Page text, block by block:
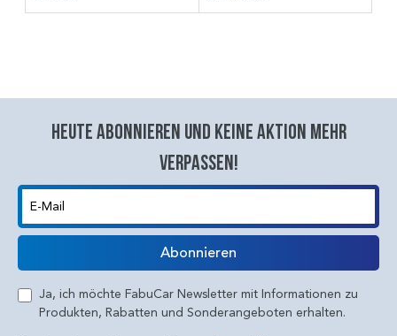
Heute abonnieren und keine aktion mehr
verpassen!
E-Mail
Abonnieren
Ja, ich möchte FabuCar Newsletter mit Informationen zu
Produkten, Rabatten und Sonderangeboten erhalten.